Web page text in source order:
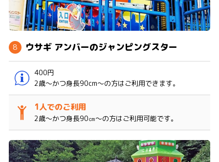
ウサギ アンバーのジャンピングスター
400円
2歳～かつ身長90cm〜の方はご利用できます。
2歳～かつ身長90㎝～の方はご利用可能です。